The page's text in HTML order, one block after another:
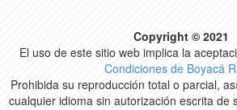
Copyright © 2021
El uso de este sitio web implica la
Condiciones de Boyacá
Prohibida su reproducción total o parcial,
cualquier idioma sin autorización escrita de